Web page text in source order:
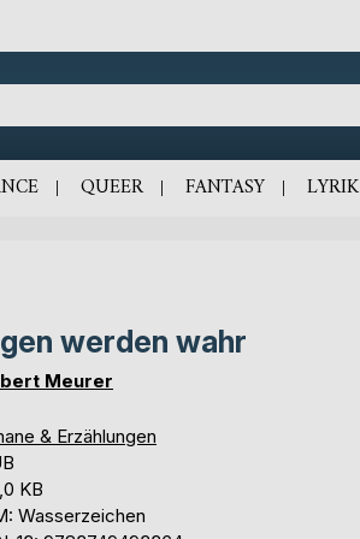
QUEER FANTASY LYRIK
werden wahr
Meurer
& Erzählungen
KB
Wasserzeichen